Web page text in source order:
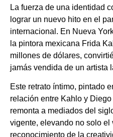
La fuerza de una identidad
lograr un nuevo hito en el
internacional. En Nueva
la pintora mexicana Frida
millones de dólares,
jamás vendida de un artista
Este retrato íntimo, pintado
relación entre Kahlo y
remonta a mediados del
vigente, elevando no solo el
reconocimiento de la